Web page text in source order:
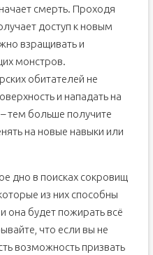
смерть. Проходя
доступ к новым
взращивать и
монстров.
обитателей не
и нападать на
тем больше получите
на новые навыки или
дно в поисках сокровищ
из них способны
она будет пожирать всё
что если вы не
возможность призвать